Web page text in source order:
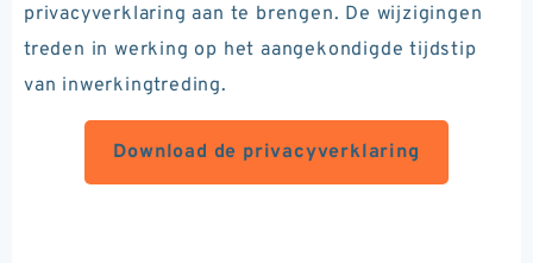
privacyverklaring aan te brengen. De wijzigingen
treden in werking op het aangekondigde tijdstip
van inwerkingtreding.
Download de privacyverklaring